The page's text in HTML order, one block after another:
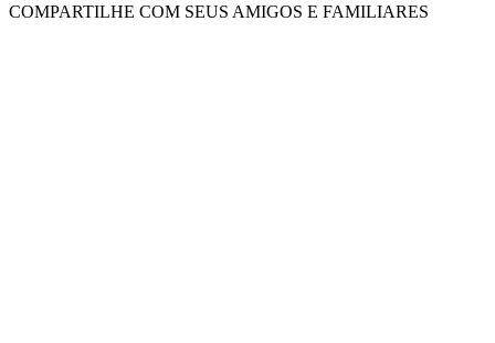
COMPARTILHE COM SEUS AMIGOS E FAMILIARES